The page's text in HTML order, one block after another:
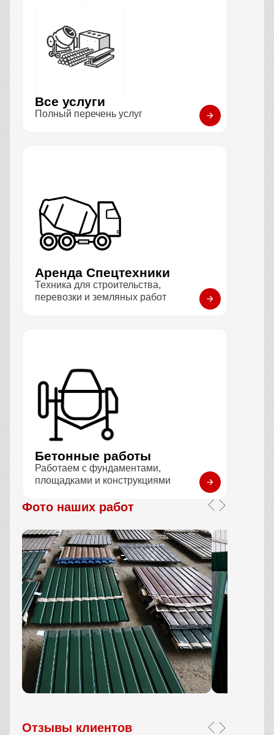
Все услуги
Полный перечень услуг
Аренда Спецтехники
Техника для строительства,
перевозки и земляных работ
Бетонные работы
Работаем с фундаментами,
площадками и конструкциями
Фото наших работ
Отзывы клиентов